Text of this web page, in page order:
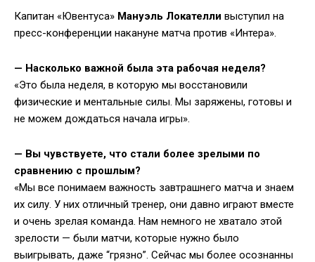
Капитан «Ювентуса» Мануэль Локателли выступил на
пресс-конференции накануне матча против «Интера».
— Насколько важной была эта рабочая неделя?
«Это была неделя, в которую мы восстановили
физические и ментальные силы. Мы заряжены, готовы и
не можем дождаться начала игры».
— Вы чувствуете, что стали более зрелыми по
сравнению с прошлым?
«Мы все понимаем важность завтрашнего матча и знаем
их силу. У них отличный тренер, они давно играют вместе
и очень зрелая команда. Нам немного не хватало этой
зрелости — были матчи, которые нужно было
выигрывать, даже “грязно”. Сейчас мы более осознанны